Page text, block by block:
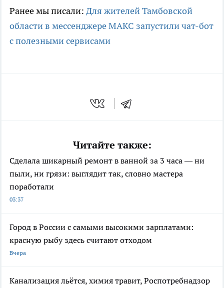
Ранее мы писали: Для жителей Тамбовской
области в мессенджере МАКС запустили чат-бот
с полезными сервисами
Читайте также:
Сделала шикарный ремонт в ванной за 3 часа — ни
пыли, ни грязи: выглядит так, словно мастера
поработали
03:37
Город в России с самыми высокими зарплатами:
красную рыбу здесь считают отходом
Вчера
Канализация льётся, химия травит, Роспотребнадзор